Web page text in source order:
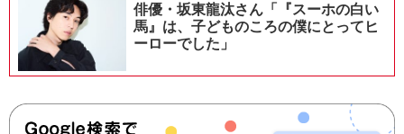
俳優・坂東龍汰さん「『スーホの白い
馬』は、子どものころの僕にとってヒ
ーローでした」